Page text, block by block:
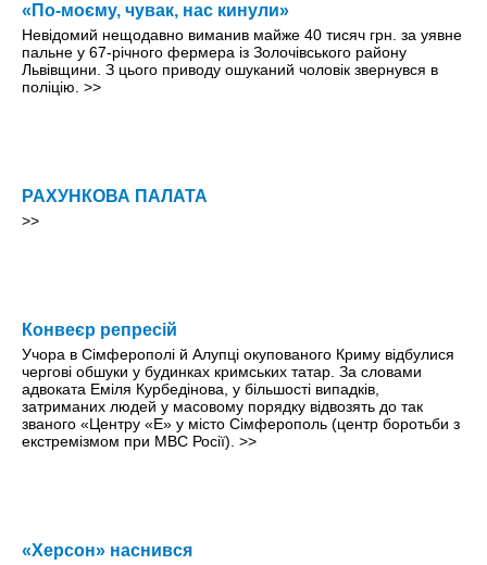
«По-моєму, чувак, нас кинули»
Невідомий нещодавно виманив майже 40 тисяч грн. за уявне
пальне у 67-річного фермера із Золочівського району
Львівщини. З цього приводу ошуканий чоловік звернувся в
поліцію. >>
РАХУНКОВА ПАЛАТА
>>
Конвеєр репресій
Учора в Сімферополі й Алупці окупованого Криму відбулися
чергові обшуки у будинках кримських татар. За словами
адвоката Еміля Курбедінова, у більшості випадків,
затриманих людей у масовому порядку відвозять до так
званого «Центру «Е» у місто Сімферополь (центр боротьби з
екстремізмом при МВС Росії). >>
«Херсон» наснився